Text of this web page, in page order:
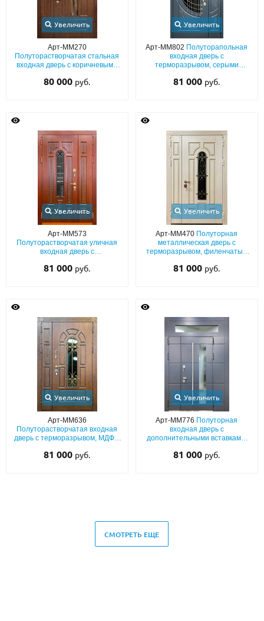
Увеличить
Арт-ММ270
Полуторастворчатая стальная
входная дверь с коричневыми
стеклопакетом
80 000 руб.
Увеличить
Арт-ММ802 Полуторапольная
входная дверь с
терморазрывом, серыми
решеткой и полукруглым
81 000 руб.
Увеличить
Арт-ММ573
Полуторастворчатая уличная
входная дверь с
со стеклом и ковкой
81 000 руб.
Увеличить
Арт-ММ470 Полуторная
металлическая дверь с
терморазрывом, филенчатым
стеклом
81 000 руб.
Увеличить
Арт-ММ636
Полуторастворчатая входная
дверь с терморазрывом, МДФ с
решеткой и стеклопакетом
81 000 руб.
Увеличить
Арт-ММ776 Полуторная
входная дверь с
дополнительными вставками,
окрас по RAL) с остеклением и
81 000 руб.
СМОТРЕТЬ ЕЩЕ